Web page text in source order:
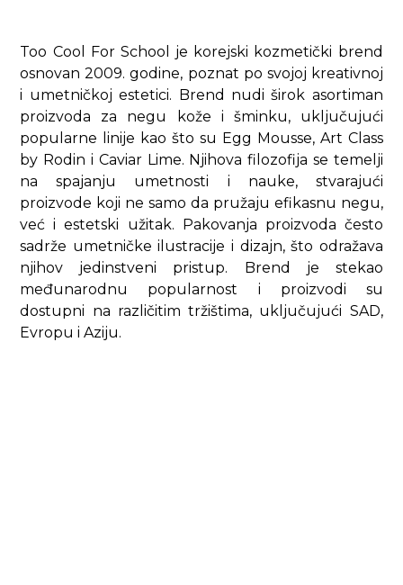
Too Cool For School je korejski kozmetički brend
osnovan 2009. godine, poznat po svojoj kreativnoj
i umetničkoj estetici. Brend nudi širok asortiman
proizvoda za negu kože i šminku, uključujući
popularne linije kao što su Egg Mousse, Art Class
by Rodin i Caviar Lime. Njihova filozofija se temelji
na spajanju umetnosti i nauke, stvarajući
proizvode koji ne samo da pružaju efikasnu negu,
već i estetski užitak. Pakovanja proizvoda često
sadrže umetničke ilustracije i dizajn, što odražava
njihov jedinstveni pristup. Brend je stekao
međunarodnu popularnost i proizvodi su
dostupni na različitim tržištima, uključujući SAD,
Evropu i Aziju.